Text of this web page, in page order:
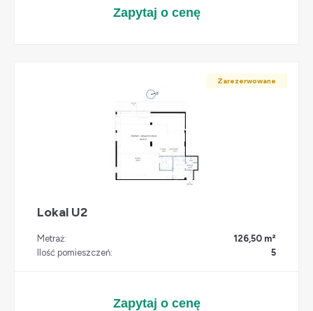
Zapytaj o cenę
Zarezerwowane
Lokal U2
Metraż:
126,50 m²
Ilość pomieszczeń:
5
Zapytaj o cenę